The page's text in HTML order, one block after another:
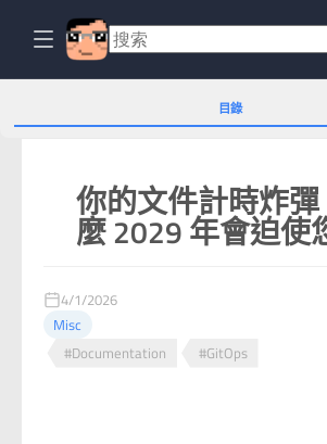
你的文件計時炸
麼 2029 年會迫使
4/1/2026
Misc
#Documentation
#GitOps
目錄